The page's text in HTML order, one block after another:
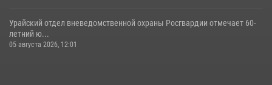
Урайский отдел вневедомственной охраны Росгвардии отмечает 60-
летний ю...
05 августа 2026, 12:01